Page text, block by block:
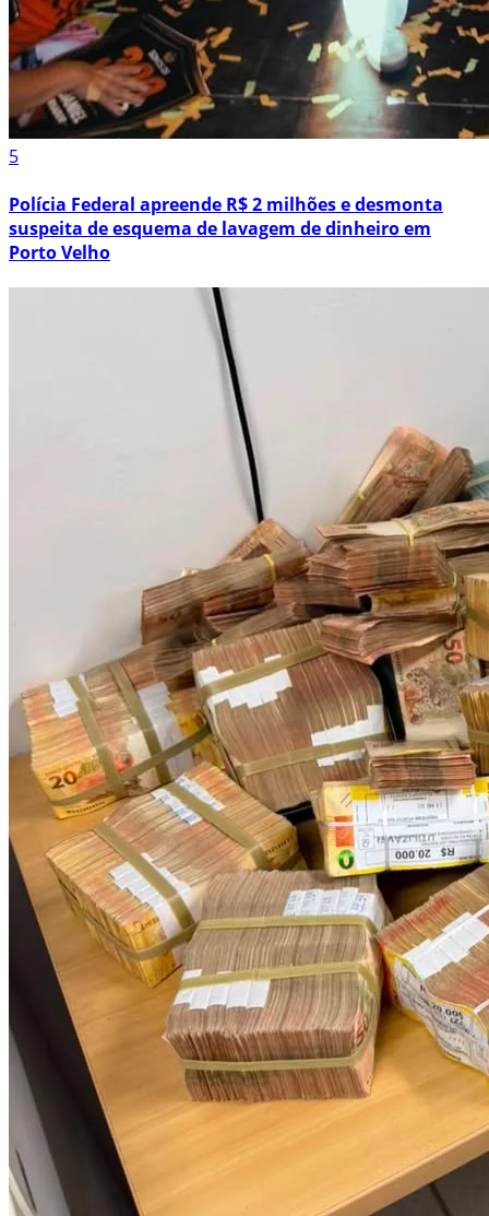
5
Polícia Federal apreende R$ 2 milhões e desmonta
suspeita de esquema de lavagem de dinheiro em
Porto Velho